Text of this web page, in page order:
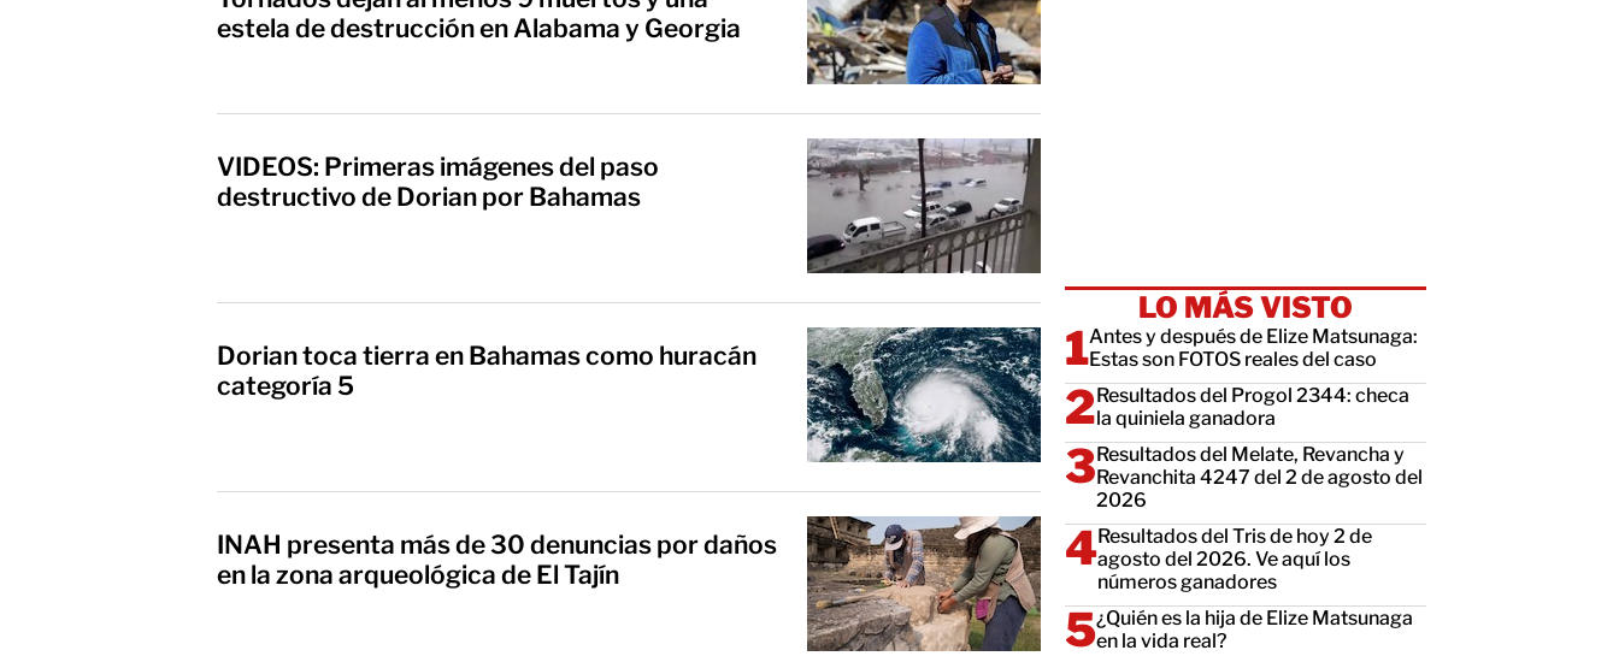
estela de destrucción en Alabama y Georgia
VIDEOS: Primeras imágenes del paso
destructivo de Dorian por Bahamas
Dorian toca tierra en Bahamas como huracán
categoría 5
INAH presenta más de 30 denuncias por daños
en la zona arqueológica de El Tajín
LO MÁS VISTO
Antes y después de Elize Matsunaga:
Estas son FOTOS reales del caso
Resultados del Progol 2344: checa
la quiniela ganadora
Resultados del Melate, Revancha y
Revanchita 4247 del 2 de agosto del
2026
Resultados del Tris de hoy 2 de
agosto del 2026. Ve aquí los
números ganadores
¿Quién es la hija de Elize Matsunaga
en la vida real?